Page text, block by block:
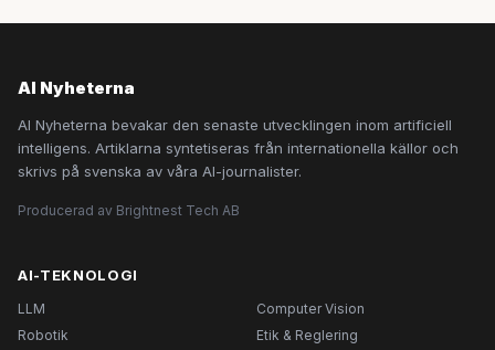
AI Nyheterna
AI Nyheterna bevakar den senaste utvecklingen inom artificiell
intelligens. Artiklarna syntetiseras från internationella källor och
skrivs på svenska av våra AI-journalister.
Producerad av Brightnest Tech AB
AI-TEKNOLOGI
LLM
Computer Vision
Robotik
Etik & Reglering